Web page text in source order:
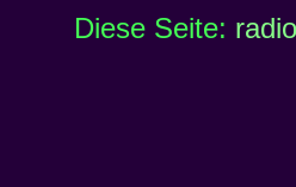
Diese Seite: